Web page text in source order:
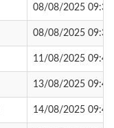
08/08/2025
08/08/2025
11/08/2025
13/08/2025
14/08/2025